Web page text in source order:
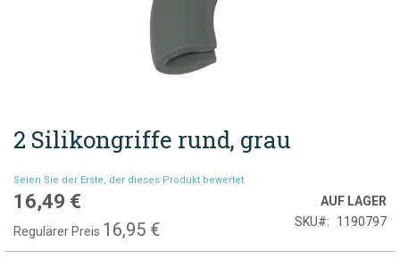
Zum
Anfang
springen
2 Silikongriffe rund, grau
Seien Sie der Erste, der dieses Produkt bewertet
Sonderpreis
16,49 €
Regulärer Preis 16,95 €
AUF LAGER
SKU
1190797